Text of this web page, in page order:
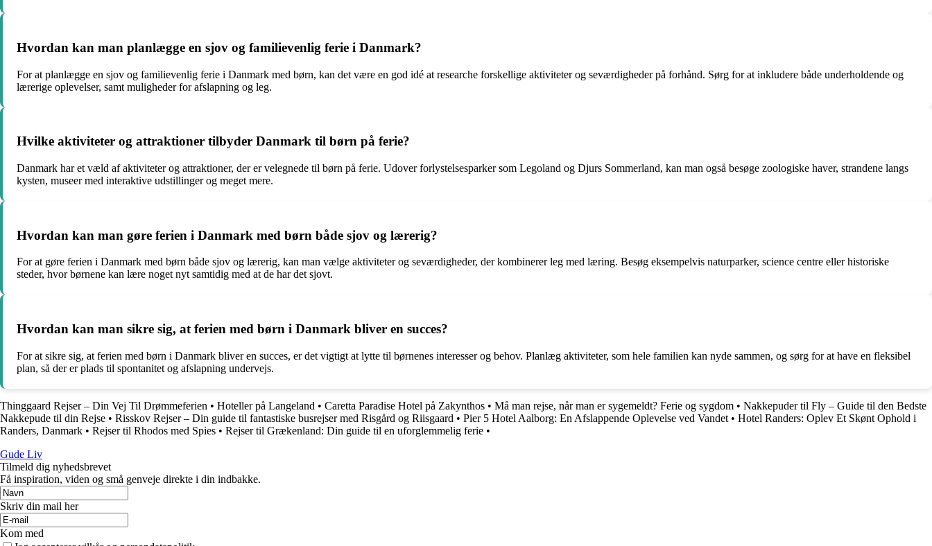
Hvordan kan man planlægge en sjov og familievenlig ferie i Danmark?
For at planlægge en sjov og familievenlig ferie i Danmark med børn, kan det være en god idé at researche forskellige aktiviteter og seværdigheder på forhånd. Sørg for at inkludere både underholdende og
lærerige oplevelser, samt muligheder for afslapning og leg.
Hvilke aktiviteter og attraktioner tilbyder Danmark til børn på ferie?
Danmark har et væld af aktiviteter og attraktioner, der er velegnede til børn på ferie. Udover forlystelsesparker som Legoland og Djurs Sommerland, kan man også besøge zoologiske haver, strandene langs
kysten, museer med interaktive udstillinger og meget mere.
Hvordan kan man gøre ferien i Danmark med børn både sjov og lærerig?
For at gøre ferien i Danmark med børn både sjov og lærerig, kan man vælge aktiviteter og seværdigheder, der kombinerer leg med læring. Besøg eksempelvis naturparker, science centre eller historiske
steder, hvor børnene kan lære noget nyt samtidig med at de har det sjovt.
Hvordan kan man sikre sig, at ferien med børn i Danmark bliver en succes?
For at sikre sig, at ferien med børn i Danmark bliver en succes, er det vigtigt at lytte til børnenes interesser og behov. Planlæg aktiviteter, som hele familien kan nyde sammen, og sørg for at have en fleksibel
plan, så der er plads til spontanitet og afslapning undervejs.
Thinggaard Rejser – Din Vej Til Drømmeferien • Hoteller på Langeland • Caretta Paradise Hotel på Zakynthos • Må man rejse, når man er sygemeldt? Ferie og sygdom • Nakkepuder til Fly – Guide til den Bedste
Nakkepude til din Rejse • Risskov Rejser – Din guide til fantastiske busrejser med Risgård og Riisgaard • Pier 5 Hotel Aalborg: En Afslappende Oplevelse ved Vandet • Hotel Randers: Oplev Et Skønt Ophold i
Randers, Danmark • Rejser til Rhodos med Spies • Rejser til Grækenland: Din guide til en uforglemmelig ferie •
Gude Liv
Tilmeld dig nyhedsbrevet
Få inspiration, viden og små genveje direkte i din indbakke.
Skriv din mail her
Kom med